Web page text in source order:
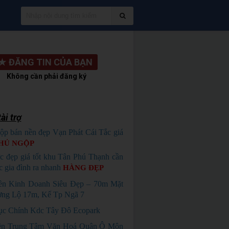
ĐĂNG TIN CỦA BẠN
Không cần phải đăng ký
trợ
bán nền đẹp Vạn Phát Cái Tắc giá
NGỘP
đẹp giá tốt khu Tân Phú Thạnh cần
gia đình ra nhanh HÀNG ĐẸP
Kinh Doanh Siêu Đẹp – 70m Mặt
Lộ 17m, Kế Tp Ngã 7
Chính Kdc Tây Đô Ecopark
Trung Tâm Văn Hoá Quận Ô Môn